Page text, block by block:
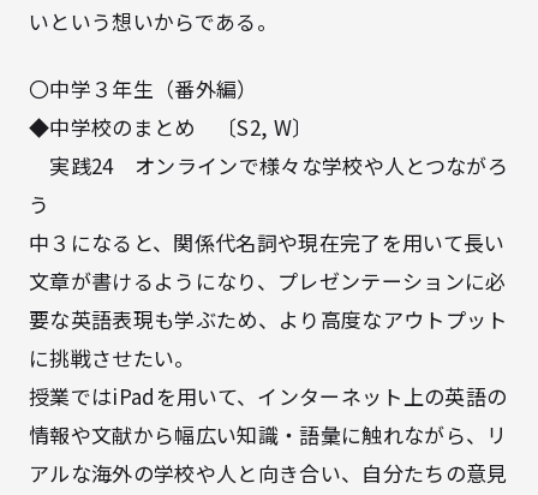
いという想いからである。
〇中学３年生（番外編）
◆中学校のまとめ 〔S2, W〕
実践24 オンラインで様々な学校や人とつながろ
う
中３になると、関係代名詞や現在完了を用いて長い
文章が書けるようになり、プレゼンテーションに必
要な英語表現も学ぶため、より高度なアウトプット
に挑戦させたい。
授業ではiPadを用いて、インターネット上の英語の
情報や文献から幅広い知識・語彙に触れながら、リ
アルな海外の学校や人と向き合い、自分たちの意見